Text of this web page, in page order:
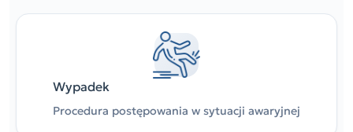
Wypadek
Procedura postępowania w sytuacji awaryjnej